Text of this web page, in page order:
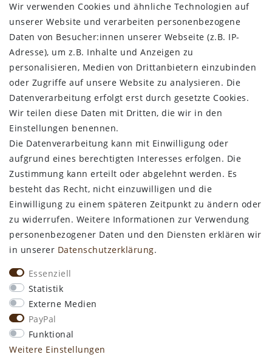
RECHTLICHES
AGB
Datenschutz
Impressum
Widerrufsbelehrung
Bestellung widerrufen
ALLGEMEINES
Kontakt
Zahlungsarten
Versand & Lieferzeit
Newsletter-Anmeldung
Kostengünstige Ledermuster
kostenfreier Versand ab 50€ in Deutschland
kostengünstige Leder-Musterstücke
kostenlose Beratung* +49 (0) 75 74 / 93 28 19
große SoftArt® Lederauswahl
große Farbvielfalt für alle SoftArt® Leder
Wir verwenden Cookies und ähnliche Technologien auf
unserer Website und verarbeiten personenbezogene
Daten von Besucher:innen unserer Webseite (z.B. IP-
Adresse), um z.B. Inhalte und Anzeigen zu
personalisieren, Medien von Drittanbietern einzubinden
oder Zugriffe auf unsere Website zu analysieren. Die
Datenverarbeitung erfolgt erst durch gesetzte Cookies.
Wir teilen diese Daten mit Dritten, die wir in den
Einstellungen benennen.
Die Datenverarbeitung kann mit Einwilligung oder
aufgrund eines berechtigten Interesses erfolgen. Die
Zustimmung kann erteilt oder abgelehnt werden. Es
besteht das Recht, nicht einzuwilligen und die
Einwilligung zu einem späteren Zeitpunkt zu ändern oder
zu widerrufen. Weitere Informationen zur Verwendung
personenbezogener Daten und den Diensten erklären wir
in unserer Daten­schutz­erklärung.
Essenziell
Statistik
Externe Medien
PayPal
Funktional
Weitere Einstellungen